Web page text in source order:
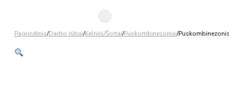
Pagrindinis/Darbo rūbai/Kelnės/Šortai/Puskombinezoniai/